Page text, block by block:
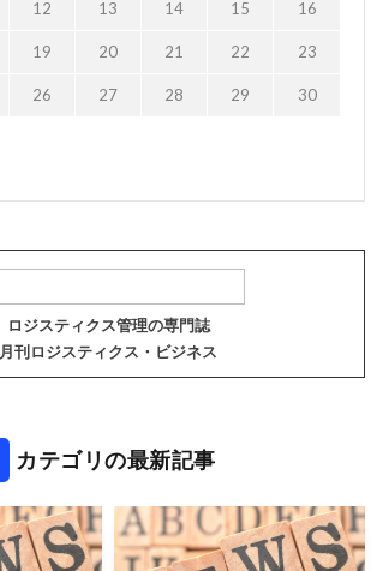
12 13 14 15 16
19 20 21 22 23
26 27 28 29 30
ロジスティクス管理の専門誌
月刊ロジスティクス・ビジネス
カテゴリの最新記事